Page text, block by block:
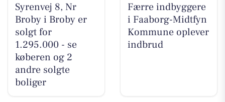
Syrenvej 8, Nr
Broby i Broby er
solgt for
1.295.000 - se
køberen og 2
andre solgte
boliger
Færre indbyggere
i Faaborg-Midtfyn
Kommune oplever
indbrud